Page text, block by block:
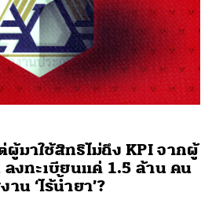
มาใช้สิทธิไม่ถึง KPI จากผู้
งทะเบียนแค่ 1.5 ล้าน คน
น ‘ไร้น้ำยา’?